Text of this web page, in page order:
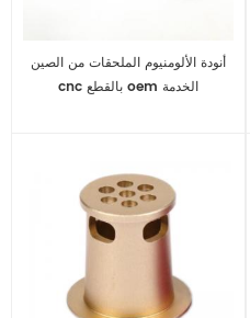
أنودة الألومنيوم الملحقات من الصين
cnc بالقطع oem الخدمة